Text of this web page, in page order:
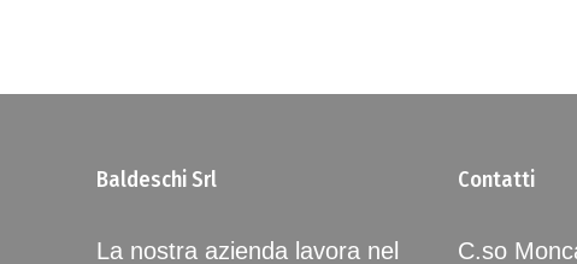
Baldeschi Srl
La nostra azienda lavora nel
Contatti
C.so